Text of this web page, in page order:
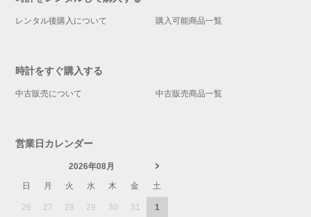
レンタル後購入について 購入可能商品一覧
時計をすぐ購入する
中古販売について 中古販売商品一覧
営業日カレンダー
2026年08月
日
月 火 水 木 金 土
26 27 28 29 30 31 1